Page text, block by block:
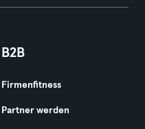
B2B
Firmenfitness
Partner werden